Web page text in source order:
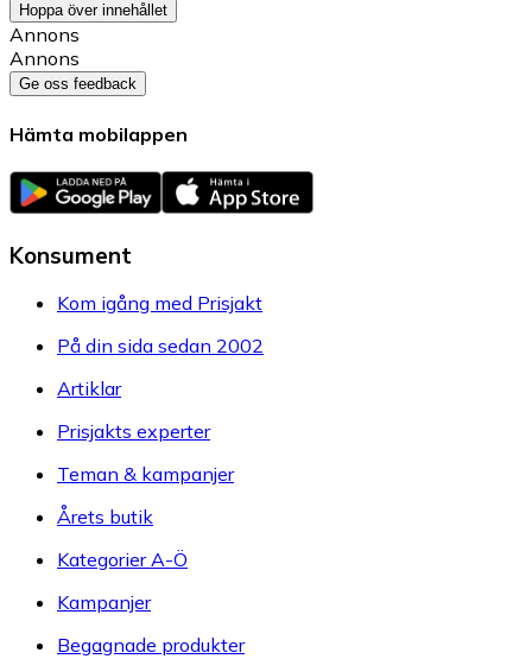
Hoppa över innehållet
Annons
Annons
Ge oss feedback
Hämta mobilappen
Konsument
Kom igång med Prisjakt
På din sida sedan 2002
Artiklar
Prisjakts experter
Teman & kampanjer
Årets butik
Kategorier A-Ö
Kampanjer
Begagnade produkter